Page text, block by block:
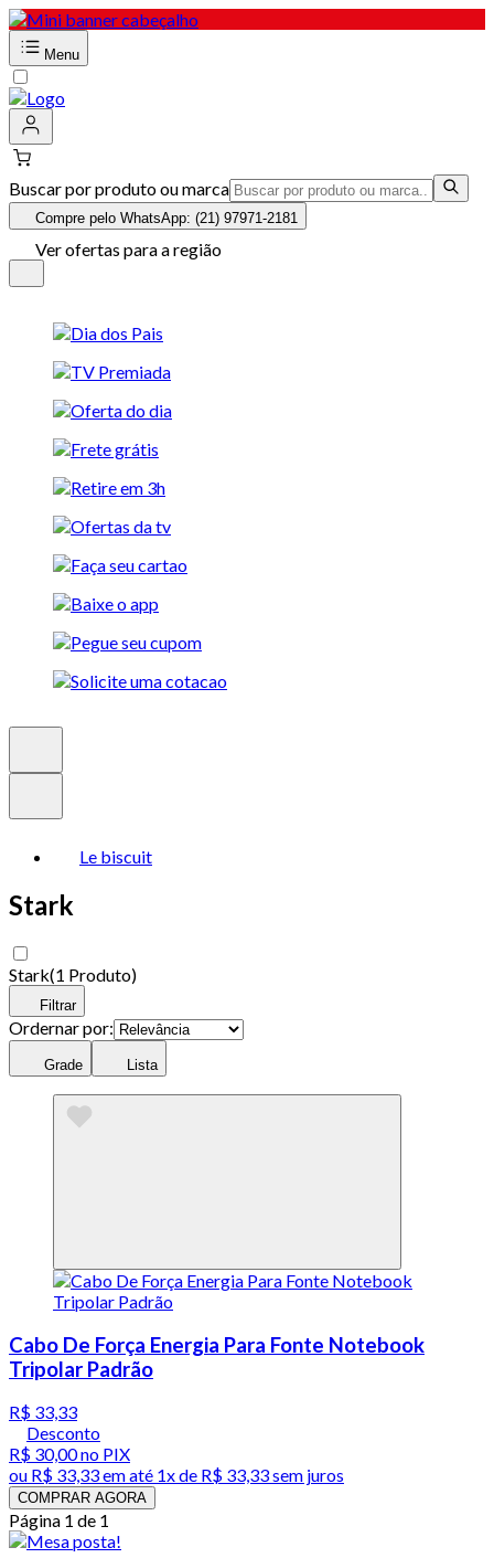
Menu
Buscar por produto ou marca
Compre pelo WhatsApp: (21) 97971-2181
Ver ofertas para a região
Le biscuit
Stark
Stark(1 Produto)
Filtrar
Ordernar por:
Grade Lista
Cabo De Força Energia Para Fonte Notebook
Tripolar Padrão
R$ 33,33
Desconto
R$ 30,00no PIX
ou R$ 33,33em até 1x de R$ 33,33sem juros
COMPRAR AGORA
Página 1 de 1